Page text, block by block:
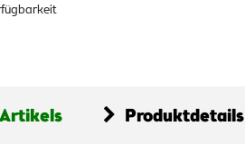
Produktdetails